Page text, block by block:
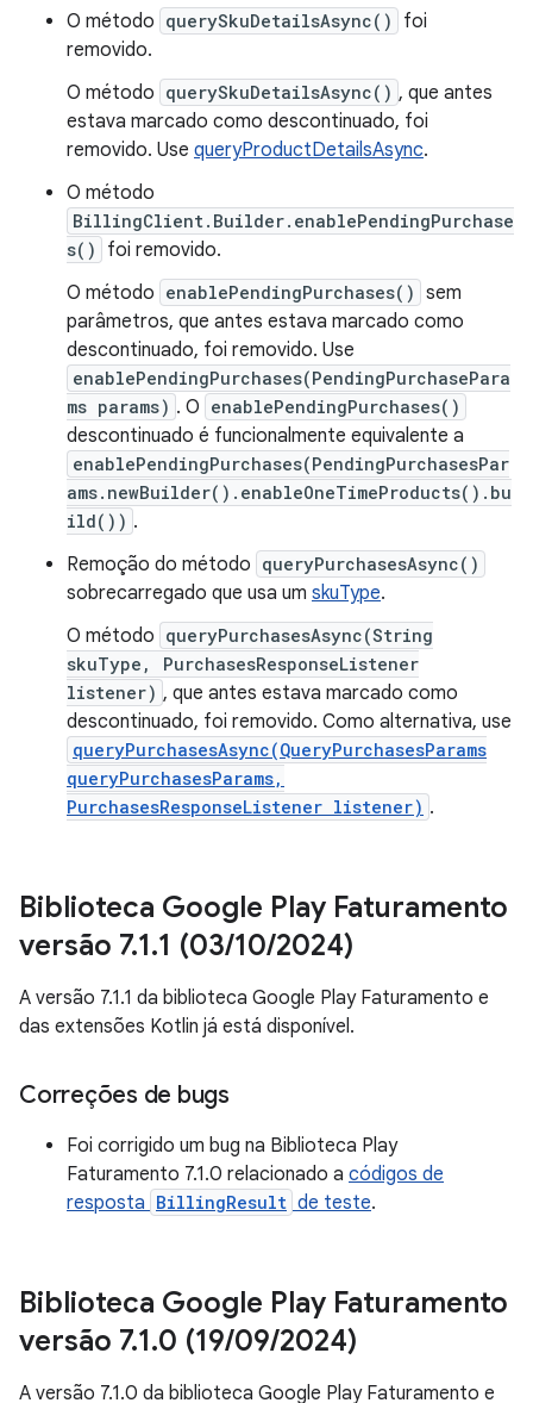
O método querySkuDetailsAsync()
foi
removido.
O método querySkuDetailsAsync() , que antes
estava marcado como descontinuado, foi
removido. Use queryProductDetailsAsync.
O método
BillingClient.Builder.enablePendingPurchase
s()
foi removido.
O método enablePendingPurchases() sem
parâmetros, que antes estava marcado como
descontinuado, foi removido. Use
enablePendingPurchases(PendingPurchasePara
ms params) . O enablePendingPurchases()
descontinuado é funcionalmente equivalente a
enablePendingPurchases(PendingPurchasesPar
ams.newBuilder().enableOneTimeProducts().bu
ild()) .
Remoção do método queryPurchasesAsync()
sobrecarregado que usa um skuType.
O método queryPurchasesAsync(String
skuType, PurchasesResponseListener
listener) , que antes estava marcado como
descontinuado, foi removido. Como alternativa, use
queryPurchasesAsync(QueryPurchasesParams
queryPurchasesParams,
PurchasesResponseListener listener) .
Biblioteca Google Play Faturamento
versão 7.1.1 (03/10/2024)
A versão 7.1.1 da biblioteca Google Play Faturamento e
das extensões Kotlin já está disponível.
Correções de bugs
Foi corrigido um bug na Biblioteca Play
Faturamento 7.1.0 relacionado a códigos de
resposta BillingResult de teste.
Biblioteca Google Play Faturamento
versão 7.1.0 (19/09/2024)
A versão 7.1.0 da biblioteca Google Play Faturamento e